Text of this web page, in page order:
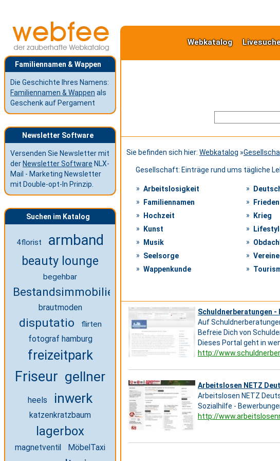
Familiennamen & Wappen
Die Geschichte Ihres Namens:
Familiennamen & Wappen als
Geschenk auf Pergament
Newsletter Software
Versenden Sie Newsletter mit
der Newsletter Software NLX-
Mail - Marketing Newsletter
mit Double-opt-In Prinzip.
Suchen im Katalog
4florist armband
beauty lounge
begehbar
Bestandsimmobilien
brautmoden
disputatio flirten
fotograf hamburg
freizeitpark
Friseur gellner
heels inwerk
katzenkratzbaum
lagerbox
magnetventil MöbelTaxi
Webkatalog
Sie befinden sich hier: Webkatalog »
Gesellschaft: Einträge rund ums tägliche
Arbeitslosigkeit
Familiennamen
Frieden
Hochzeit
Krieg
Kunst
Musik
Seelsorge
Vereine
Wappenkunde
Schuldnerberatungen -
Auf
Befreie Dich von
Dieses Portal geht in
http://
Arbeitslosen NETZ
Arbeitslosen NETZ
Sozialhilfe -
http://